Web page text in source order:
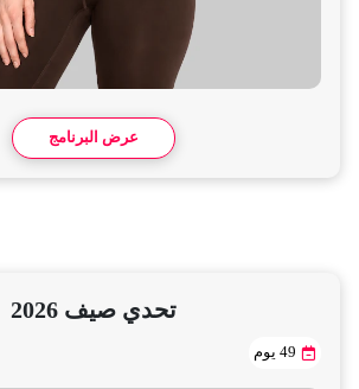
عرض البرنامج
تحدي صيف 2026
49 يوم